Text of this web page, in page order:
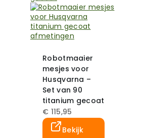
Robotmaaier
mesjes voor
Husqvarna –
Set van 90
titanium gecoat
€ 115,95
Bekijk